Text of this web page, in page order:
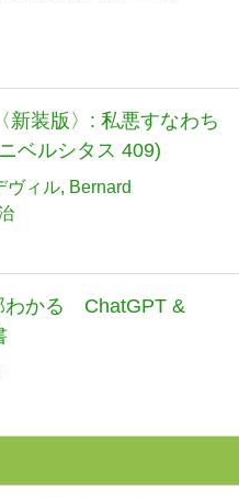
新装版〉: 私悪すなわち
ベルシタス 409)
ヴィル Bernard
わかる ChatGPT &